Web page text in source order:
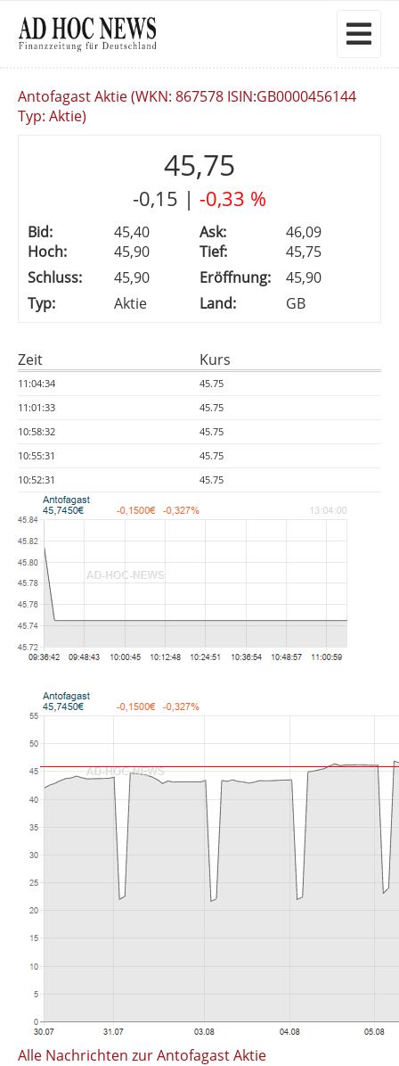
Antofagast Aktie (WKN: 867578 ISIN:GB0000456144
Typ: Aktie)
45,75
-0,15 | -0,33 %
Bid: 45,40 Ask:
46,09
Hoch:
45,90 Tief:
45,75
Schluss:
45,90 Eröffnung:
45,90
Typ:
Aktie Land: GB
Zeit Kurs
11:04:34
45.75
11:01:33
45.75
10:58:32
45.75
10:55:31
45.75
10:52:31
45.75
Alle Nachrichten zur Antofagast Aktie